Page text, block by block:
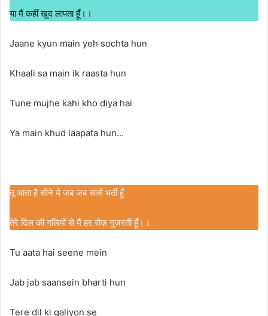
या मैं कहीं खुद लापता हूँ।।
Jaane kyun main yeh sochta hun
Khaali sa main ik raasta hun
Tune mujhe kahi kho diya hai
Ya main khud laapata hun…
तू आता है सीने में जब जब सांसें भर्ती हूँ
तेरे दिल की गलियों से मैं हर रोज़ गुज़रती हूँ।।
Tu aata hai seene mein
Jab jab saansein bharti hun
Tere dil ki galiyon se